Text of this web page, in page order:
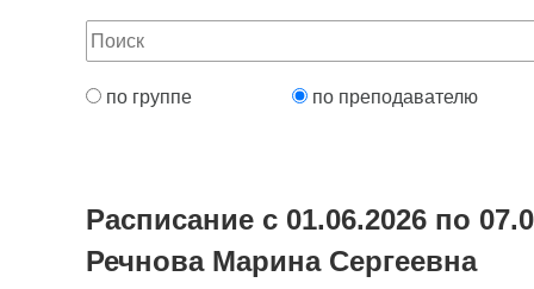
по группе по преподавателю
Расписание с 01.06.2026 по
Речнова Марина Сергеевна